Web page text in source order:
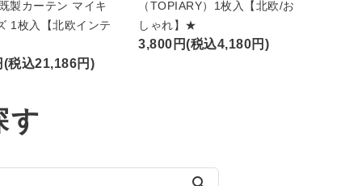
製カーテン マイキ
1枚入【北欧インテ
(税込21,186円)
（TOPIARY）1枚入【北欧/お
しゃれ】★
3,800円(税込4,180円)
す